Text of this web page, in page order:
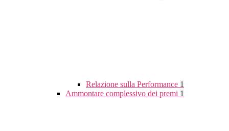
Relazione sulla Performance 1
Ammontare complessivo dei premi 1